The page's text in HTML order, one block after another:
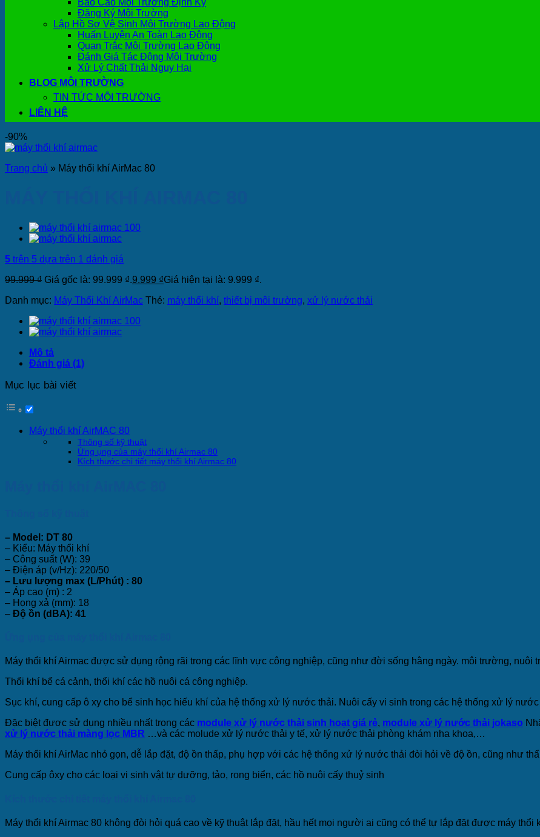
Báo Cáo Môi Trường Định Kỳ
Đăng Ký Môi Trường
Lập Hồ Sơ Vệ Sinh Môi Trường Lao Động
Huấn Luyện An Toàn Lao Động
Quan Trắc Môi Trường Lao Động
Đánh Giá Tác Động Môi Trường
Xử Lý Chất Thải Nguy Hại
BLOG MÔI TRƯỜNG
TIN TỨC MÔI TRƯỜNG
LIÊN HỆ
-90%
Trang chủ » Máy thổi khí AirMac 80
5 trên 5 dựa trên 1 đánh giá
99.999₫ Giá gốc là: 99.999 ₫.9.999 ₫Giá hiện tại là: 9.999 ₫.
Danh mục: Máy Thổi Khí AirMac Thẻ: máy thổi khí, thiết bị môi trường, xử lý nước thải
Mô tả
Đánh giá (1)
Mục lục bài viết
Máy thổi khí AirMAC 80
Thông số kỹ thuật
Ứng ụng của máy thổi khí Airmac 80
Kích thước chi tiết máy thổi khí Airmac 80
– Model: DT 80
– Kiểu: Máy thổi khí
– Công suất (W): 39
– Điện áp (v/Hz): 220/50
– Lưu lượng max (L/Phút) : 80
– Áp cao (m) : 2
– Họng xả (mm): 18
– Độ ồn (dBA): 41
Máy thổi khí Airmac được sử dụng rộng rãi trong các lĩnh vực công nghiệp, cũng như đời sống hằng ngày. môi trường, nuôi
Thổi khí bể cá cảnh, thổi khí các hồ nuôi cá công nghiệp.
Sục khí, cung cấp ô xy cho bể sinh học hiếu khí của hệ thống xử lý nước thải. Nuôi cấy vi sinh trong các hệ thống xử lý
Đặc biệt đươc sử dụng nhiều nhất trong các module xử lý nước thải sinh hoạt giá rẻ, module xử lý nước thải jokaso
xử lý nước thải màng lọc MBR …và các molude xử lý nước thải y tế, xử lý nước thải phòng khám nha khoa,…
Máy thổi khí AirMac nhỏ gọn, dễ lắp đặt, độ ồn thấp, phụ hợp với các hệ thống xử lý nước thải đòi hỏi về độ ồn, cũng như
Cung cấp ôxy cho các loại vi sinh vật tự dưỡng, tảo, rong biển, các hồ nuôi cấy thuỷ sinh
Máy thổi khí Airmac 80 không đòi hỏi quá cao về kỹ thuật lắp đặt, hầu hết mọi người ai cũng có thể tự lắp đặt được máy thổi